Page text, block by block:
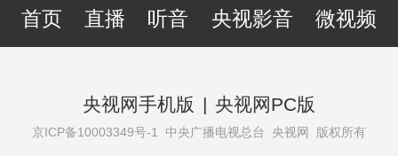
首页 直播 听音 央视影音 微视频
央视网手机版 | 央视网PC版
京ICP备10003349号-1 中央广播电视总台 央视网 版权所有